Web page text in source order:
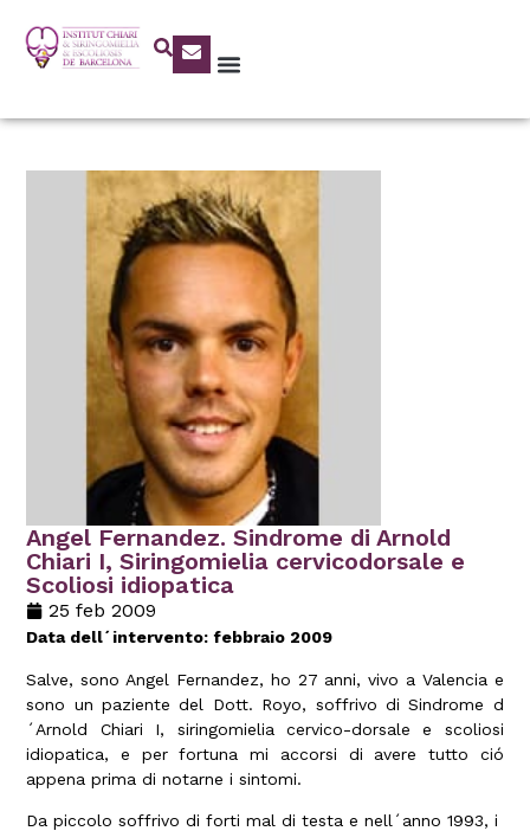
Angel Fernandez. Sindrome di Arnold
Chiari I, Siringomielia cervicodorsale e
Scoliosi idiopatica
25 feb 2009
Data dell´intervento: febbraio 2009
Salve, sono Angel Fernandez, ho 27 anni, vivo a Valencia e
sono un paziente del Dott. Royo, soffrivo di Sindrome d
´Arnold Chiari I, siringomielia cervico-dorsale e scoliosi
idiopatica, e per fortuna mi accorsi di avere tutto ció
appena prima di notarne i sintomi.
Da piccolo soffrivo di forti mal di testa e nell´anno 1993, i